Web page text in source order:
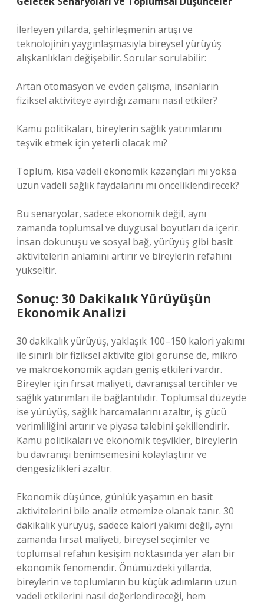
İlerleyen yıllarda, şehirleşmenin artışı ve
teknolojinin yaygınlaşmasıyla bireysel yürüyüş
alışkanlıkları değişebilir. Sorular sorulabilir:
Artan otomasyon ve evden çalışma, insanların
fiziksel aktiviteye ayırdığı zamanı nasıl etkiler?
Kamu politikaları, bireylerin sağlık yatırımlarını
teşvik etmek için yeterli olacak mı?
Toplum, kısa vadeli ekonomik kazançları mı yoksa
uzun vadeli sağlık faydalarını mı önceliklendirecek?
Bu senaryolar, sadece ekonomik değil, aynı
zamanda toplumsal ve duygusal boyutları da içerir.
İnsan dokunuşu ve sosyal bağ, yürüyüş gibi basit
aktivitelerin anlamını artırır ve bireylerin refahını
yükseltir.
Sonuç: 30 Dakikalık Yürüyüşün
Ekonomik Analizi
30 dakikalık yürüyüş, yaklaşık 100–150 kalori yakımı
ile sınırlı bir fiziksel aktivite gibi görünse de, mikro
ve makroekonomik açıdan geniş etkileri vardır.
Bireyler için fırsat maliyeti, davranışsal tercihler ve
sağlık yatırımları ile bağlantılıdır. Toplumsal düzeyde
ise yürüyüş, sağlık harcamalarını azaltır, iş gücü
verimliliğini artırır ve piyasa talebini şekillendirir.
Kamu politikaları ve ekonomik teşvikler, bireylerin
bu davranışı benimsemesini kolaylaştırır ve
dengesizlikleri azaltır.
Ekonomik düşünce, günlük yaşamın en basit
aktivitelerini bile analiz etmemize olanak tanır. 30
dakikalık yürüyüş, sadece kalori yakımı değil, aynı
zamanda fırsat maliyeti, bireysel seçimler ve
toplumsal refahın kesişim noktasında yer alan bir
ekonomik fenomendir. Önümüzdeki yıllarda,
bireylerin ve toplumların bu küçük adımların uzun
vadeli etkilerini nasıl değerlendireceği, hem